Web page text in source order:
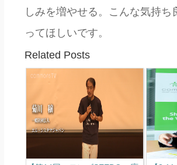
しみを増やせる。こんな気持
ってほしいです。
Related Posts